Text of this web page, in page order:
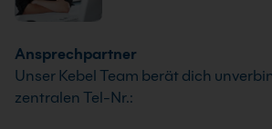
Ansprechpartner
Unser Kebel Team berät dich
zentralen Tel-Nr.: